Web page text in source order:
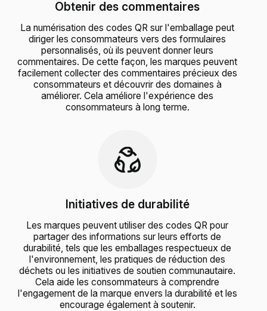
Obtenir des commentaires
La numérisation des codes QR sur l'emballage peut
diriger les consommateurs vers des formulaires
personnalisés, où ils peuvent donner leurs
commentaires. De cette façon, les marques peuvent
facilement collecter des commentaires précieux des
consommateurs et découvrir des domaines à
améliorer. Cela améliore l'expérience des
consommateurs à long terme.
Initiatives de durabilité
Les marques peuvent utiliser des codes QR pour
partager des informations sur leurs efforts de
durabilité, tels que les emballages respectueux de
l'environnement, les pratiques de réduction des
déchets ou les initiatives de soutien communautaire.
Cela aide les consommateurs à comprendre
l'engagement de la marque envers la durabilité et les
encourage également à soutenir.